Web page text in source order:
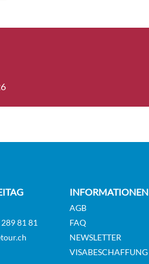
cabin Deluxe with Lounge-
81 81
INFORMATIONEN
AGB
FAQ
NEWSLETTER
VISABESCHAFFUNG